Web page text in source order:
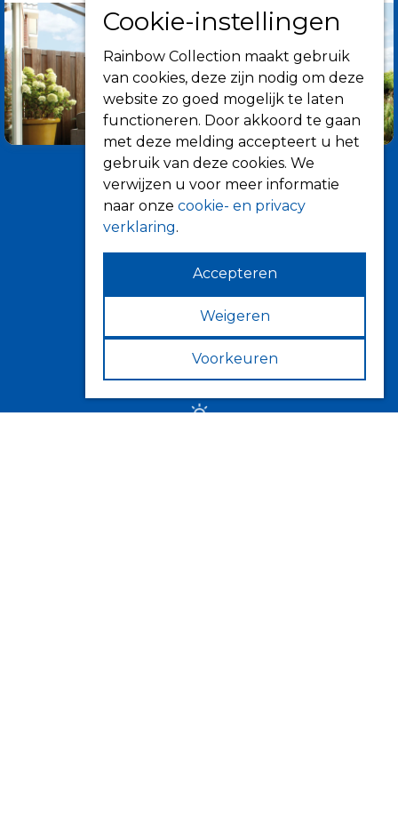
Informatie
Over ons
Tips
Verkooppunten
Cookie-instellingen
Rainbow Collection maakt gebruik
van cookies, deze zijn nodig om deze
website zo goed mogelijk te laten
functioneren. Door akkoord te gaan
met deze melding accepteert u het
gebruik van deze cookies. We
verwijzen u voor meer informatie
naar onze cookie- en privacy
verklaring.
Accepteren
Weigeren
Voorkeuren